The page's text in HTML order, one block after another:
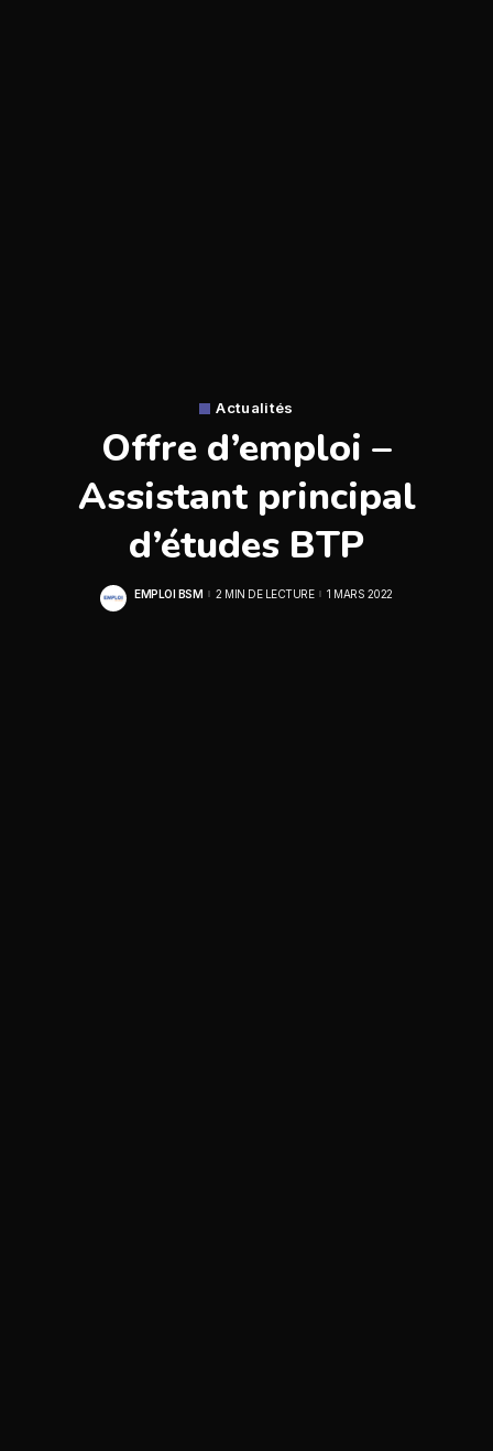
Actualités
Offre d’emploi –
Assistant principal
d’études BTP
POSTED
EMPLOI BSM 2 MIN DE LECTURE 1 MARS 2022